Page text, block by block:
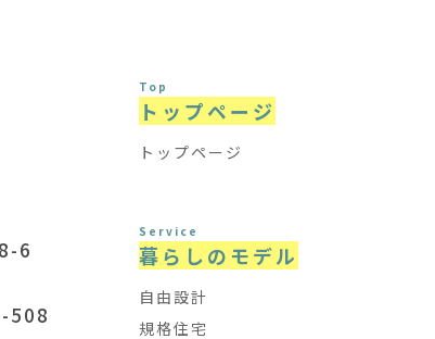
6
508
Top
トップページ
トップページ
Service
暮らしのモデル
自由設計
規格住宅